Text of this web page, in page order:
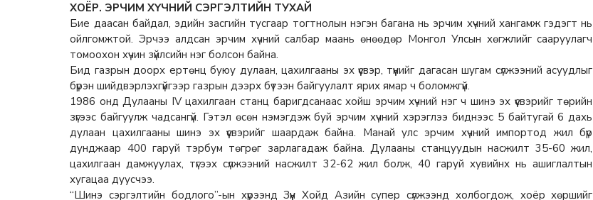
ХОЁР. ЭРЧИМ ХҮЧНИЙ СЭРГЭЛТИЙН ТУХАЙ
Бие даасан байдал, эдийн засгийн тусгаар тогтнолын нэгэн багана нь эрчим хүчний хангамж гэдэгт нь
ойлгомжтой. Эрчээ алдсан эрчим хүчний салбар маань өнөөдөр Монгол Улсын хөгжлийг сааруулагч
томоохон хүчин зүйлсийн нэг болсон байна.
Бид газрын доорх ертөнц буюу дулаан, цахилгааны эх үүсвэр, түүнийг дагасан шугам сүлжээний асуудлыг
бүрэн шийдвэрлэхгүйгээр газрын дээрх бүтээн байгуулалт ярих ямар ч боломжгүй.
1986 онд Дулааны IV цахилгаан станц баригдсанаас хойш эрчим хүчний нэг ч шинэ эх үүсвэрийг төрийн
зүгээс байгуулж чадсангүй. Гэтэл өсөн нэмэгдэж буй эрчим хүчний хэрэглээ биднээс 5 байтугай 6 дахь
дулаан цахилгааны шинэ эх үүсвэрийг шаардаж байна. Манай улс эрчим хүчний импортод жил бүр
дунджаар 400 гаруй тэрбум төгрөг зарлагадаж байна. Дулааны станцуудын насжилт 35-60 жил,
цахилгаан дамжуулах, түгээх сүлжээний насжилт 32-62 жил болж, 40 гаруй хувийнх нь ашиглалтын
хугацаа дуусчээ.
“Шинэ сэргэлтийн бодлого”-ын хүрээнд Зүүн Хойд Азийн супер сүлжээнд холбогдож, хоёр хөршийг